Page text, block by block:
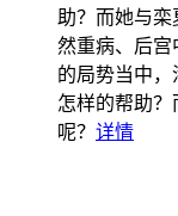
助？而她与
然重病、后宫
的局势当中
怎样的帮助
呢？ 详情